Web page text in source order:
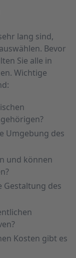
lang sind,
Bevor
Sie alle in
Wichtige
Umgebung des
und können
Gestaltung des
Kosten gibt es